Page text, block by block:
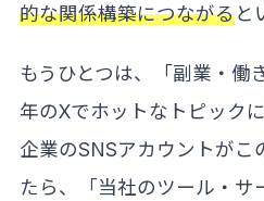
的な関係構築につながると
もうひとつは、「副業・働
年のXでホットなトピック
企業のSNSアカウントがこ
たら、「当社のツール・サ